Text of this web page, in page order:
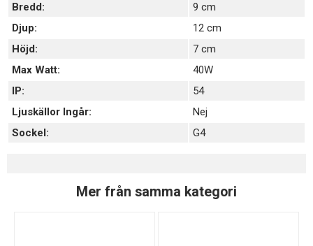
Bredd:
9 cm
Djup:
12 cm
Höjd:
7 cm
Max Watt:
40W
IP:
54
Ljuskällor Ingår:
Nej
Sockel:
G4
Mer från samma kategori